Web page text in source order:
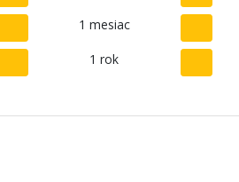
1 mesiac
1 rok